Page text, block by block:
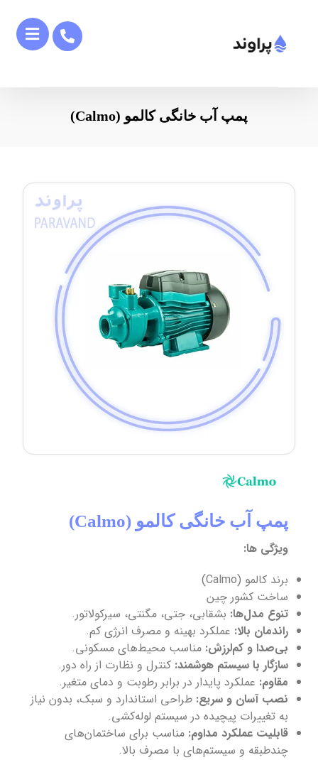
پمپ آب خانگی کالمو (Calmo)
پمپ آب خانگی کالمو (Calmo)
ویژگی ها:
برند کالمو (Calmo)
ساخت کشور چین
تنوع مدل‌ها: بشقابی، جتی، مگنتی، سیرکولاتور.
راندمان بالا: عملکرد بهینه و مصرف انرژی کم.
بی‌صدا و کم‌لرزش: مناسب محیط‌های مسکونی.
سازگار با سیستم هوشمند: کنترل و نظارت از راه دور.
مقاوم: عملکرد پایدار در برابر رطوبت و دمای متغیر.
نصب آسان و سریع: طراحی استاندارد و سبک، بدون نیاز
به تغییرات پیچیده در سیستم لوله‌کشی.
قابلیت عملکرد مداوم: مناسب برای ساختمان‌های
چندطبقه و سیستم‌های با مصرف بالا.